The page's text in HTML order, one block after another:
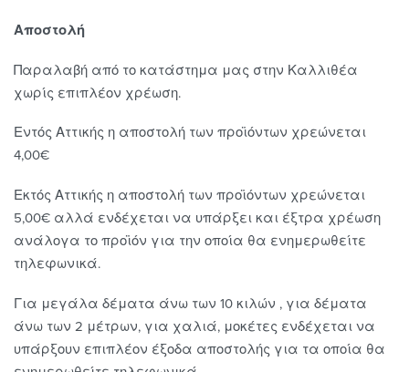
Αποστολή
Παραλαβή από το κατάστημα μας στην Καλλιθέα
χωρίς επιπλέον χρέωση.
Εντός Αττικής η αποστολή των προϊόντων χρεώνεται
4,00€
Εκτός Αττικής η αποστολή των προϊόντων χρεώνεται
5,00€ αλλά ενδέχεται να υπάρξει και έξτρα χρέωση
ανάλογα το προϊόν για την οποία θα ενημερωθείτε
τηλεφωνικά.
Για μεγάλα δέματα άνω των 10 κιλών , για δέματα
άνω των 2 μέτρων, για χαλιά, μοκέτες ενδέχεται να
υπάρξουν επιπλέον έξοδα αποστολής για τα οποία θα